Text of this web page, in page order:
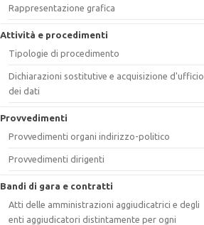
Rappresentazione grafica
Attività e procedimenti
Tipologie di procedimento
Dichiarazioni sostitutive e acquisizione d'ufficio
dei dati
Provvedimenti
Provvedimenti organi indirizzo-politico
Provvedimenti dirigenti
Bandi di gara e contratti
Atti delle amministrazioni aggiudicatrici e degli
enti aggiudicatori distintamente per ogni